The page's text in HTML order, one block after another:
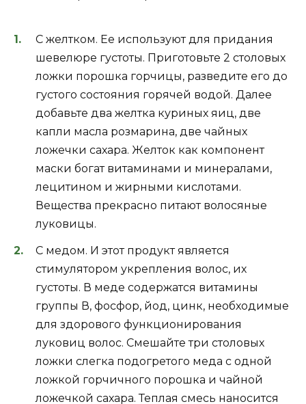
С желтком. Ее используют для придания
шевелюре густоты. Приготовьте 2 столовых
ложки порошка горчицы, разведите его до
густого состояния горячей водой. Далее
добавьте два желтка куриных яиц, две
капли масла розмарина, две чайных
ложечки сахара. Желток как компонент
маски богат витаминами и минералами,
лецитином и жирными кислотами.
Вещества прекрасно питают волосяные
луковицы.
С медом. И этот продукт является
стимулятором укрепления волос, их
густоты. В меде содержатся витамины
группы В, фосфор, йод, цинк, необходимые
для здорового функционирования
луковиц волос. Смешайте три столовых
ложки слегка подогретого меда с одной
ложкой горчичного порошка и чайной
ложечкой сахара. Теплая смесь наносится